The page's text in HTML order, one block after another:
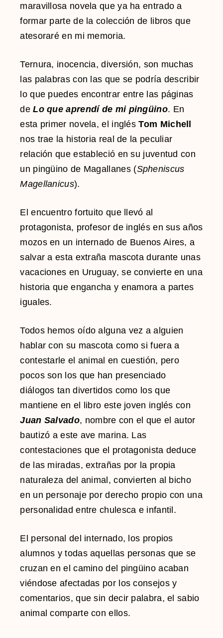
maravillosa novela que ya ha entrado a
formar parte de la colección de libros que
atesoraré en mi memoria.
Ternura, inocencia, diversión, son muchas
las palabras con las que se podría describir
lo que puedes encontrar entre las páginas
deLo que aprendí de mi pingüino. En
esta primer novela, el inglésTom Michell
nos trae la historia real de la peculiar
relación que estableció en su juventud con
un pingüino de Magallanes (Spheniscus
Magellanicus).
El encuentro fortuito que llevó al
protagonista, profesor de inglés en sus años
mozos en un internado de Buenos Aires, a
salvar a esta extraña mascota durante unas
vacaciones en Uruguay, se convierte en una
historia que engancha y enamora a partes
iguales.
Todos hemos oído alguna vez a alguien
hablar con su mascota como si fuera a
contestarle el animal en cuestión, pero
pocos son los que han presenciado
diálogos tan divertidos como los que
mantiene en el libro este joven inglés con
Juan Salvado, nombre con el que el autor
bautizó a este ave marina. Las
contestaciones que el protagonista deduce
de las miradas, extrañas por la propia
naturaleza del animal, convierten al bicho
en un personaje por derecho propio con una
personalidad entre chulesca e infantil.
El personal del internado, los propios
alumnos y todas aquellas personas que se
cruzan en el camino del pingüino acaban
viéndose afectadas por los consejos y
comentarios, que sin decir palabra, el sabio
animal comparte con ellos.